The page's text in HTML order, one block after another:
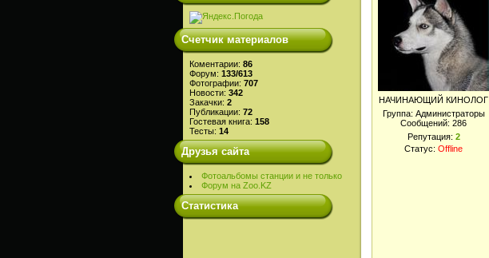
Счетчик материалов
Коментарии: 86
Форум: 133/613
Фотографии: 707
Новости: 342
Закачки: 2
Публикации: 72
Гостевая книга: 158
Тесты: 14
Друзья сайта
Фотоальбомы станции и не только
Форум на Zoo.KZ
Статистика
НАЧИНАЮЩИЙ КИНОЛОГ
Группа: Администраторы
Сообщений: 286
Репутация: 2
Статус: Offline